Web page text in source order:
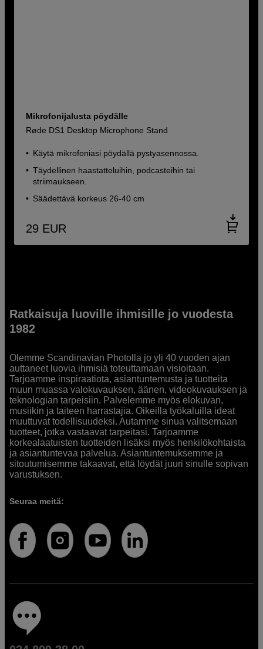
Mikrofonijalusta pöydälle
Røde DS1 Desktop Microphone Stand
Käytä mikrofoniasi pöydällä pystyasennossa.
Täydellinen haastatteluihin, podcasteihin tai
striimaukseen.
Säädettävä korkeus 26-40 cm
29 EUR
Ratkaisuja luoville ihmisille jo vuodesta
1982
Olemme Scandinavian Photolla jo yli 40 vuoden ajan
auttaneet luovia ihmisiä toteuttamaan visioitaan.
Tarjoamme inspiraatiota, asiantuntemusta ja tuotteita
muun muassa valokuvauksen, äänen, videokuvauksen ja
teknologian tarpeisiin. Palvelemme myös elokuvan,
musiikin ja taiteen harrastajia. Oikeilla työkaluilla ideat
muuttuvat todellisuudeksi. Autamme sinua valitsemaan
tuotteet, jotka vastaavat tarpeitasi. Tarjoamme
korkealaatuisten tuotteiden lisäksi myös henkilökohtaista
ja asiantuntevaa palvelua. Asiantuntemuksemme ja
sitoutumisemme takaavat, että löydät juuri sinulle sopivan
varustuksen.
Seuraa meitä: